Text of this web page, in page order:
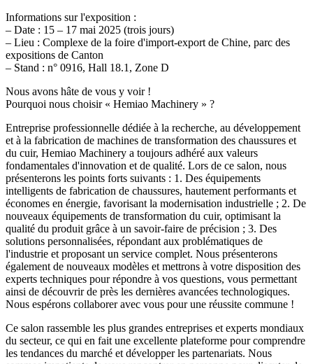
Informations sur l'exposition :
– Date : 15 – 17 mai 2025 (trois jours)
– Lieu : Complexe de la foire d'import-export de Chine, parc des
expositions de Canton
– Stand : n° 0916, Hall 18.1, Zone D
Nous avons hâte de vous y voir !
Pourquoi nous choisir « Hemiao Machinery » ?
Entreprise professionnelle dédiée à la recherche, au développement
et à la fabrication de machines de transformation des chaussures et
du cuir, Hemiao Machinery a toujours adhéré aux valeurs
fondamentales d'innovation et de qualité. Lors de ce salon, nous
présenterons les points forts suivants : 1. Des équipements
intelligents de fabrication de chaussures, hautement performants et
économes en énergie, favorisant la modernisation industrielle ; 2. De
nouveaux équipements de transformation du cuir, optimisant la
qualité du produit grâce à un savoir-faire de précision ; 3. Des
solutions personnalisées, répondant aux problématiques de
l'industrie et proposant un service complet. Nous présenterons
également de nouveaux modèles et mettrons à votre disposition des
experts techniques pour répondre à vos questions, vous permettant
ainsi de découvrir de près les dernières avancées technologiques.
Nous espérons collaborer avec vous pour une réussite commune !
Ce salon rassemble les plus grandes entreprises et experts mondiaux
du secteur, ce qui en fait une excellente plateforme pour comprendre
les tendances du marché et développer les partenariats. Nous